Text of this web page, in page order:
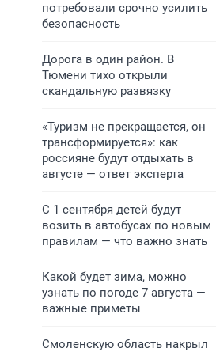
потребовали срочно усилить
безопасность
Дорога в один район. В
Тюмени тихо открыли
скандальную развязку
«Туризм не прекращается, он
трансформируется»: как
россияне будут отдыхать в
августе — ответ эксперта
С 1 сентября детей будут
возить в автобусах по новым
правилам — что важно знать
Какой будет зима, можно
узнать по погоде 7 августа —
важные приметы
Смоленскую область накрыл